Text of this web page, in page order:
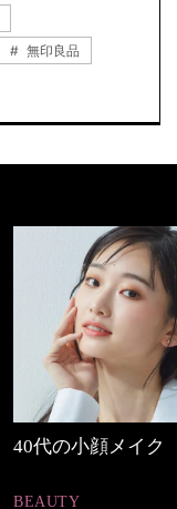
無印良品
40代の小顔メイク
BEAUTY